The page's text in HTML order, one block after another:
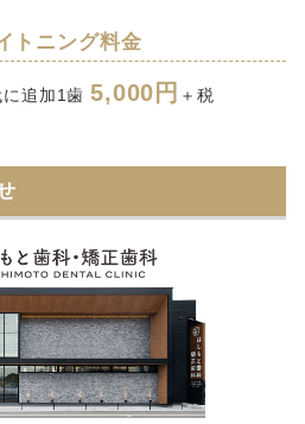
トニング料金
に追加1歯5,000 円 ＋税